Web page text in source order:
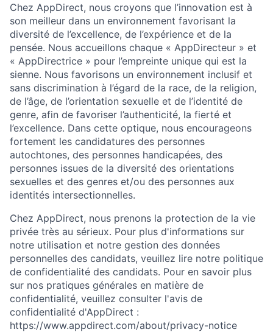
Chez AppDirect, nous croyons que l’innovation est à
son meilleur dans un environnement favorisant la
diversité de l’excellence, de l’expérience et de la
pensée. Nous accueillons chaque « AppDirecteur » et
« AppDirectrice » pour l’empreinte unique qui est la
sienne. Nous favorisons un environnement inclusif et
sans discrimination à l’égard de la race, de la religion,
de l’âge, de l’orientation sexuelle et de l’identité de
genre, afin de favoriser l’authenticité, la fierté et
l’excellence. Dans cette optique, nous encourageons
fortement les candidatures des personnes
autochtones, des personnes handicapées, des
personnes issues de la diversité des orientations
sexuelles et des genres et/ou des personnes aux
identités intersectionnelles.
Chez AppDirect, nous prenons la protection de la vie
privée très au sérieux. Pour plus d'informations sur
notre utilisation et notre gestion des données
personnelles des candidats, veuillez lire notre politique
de confidentialité des candidats. Pour en savoir plus
sur nos pratiques générales en matière de
confidentialité, veuillez consulter l'avis de
confidentialité d'AppDirect :
https://www.appdirect.com/about/privacy-notice